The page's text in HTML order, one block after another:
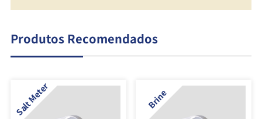
Produtos Recomendados